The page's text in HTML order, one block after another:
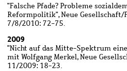
"Falsche Pfade? Probleme
Reformpolitik", Neue
7/8/2010: 72-75.
2009
"Nicht auf das Mitte-Spektrum
mit Wolfgang Merkel, Neue
11/2009: 18-23.